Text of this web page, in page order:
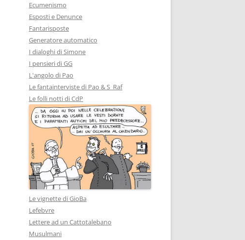
Ecumenismo
Esposti e Denunce
Fantarisposte
Generatore automatico
I dialoghi di Simone
I pensieri di GG
L'angolo di Pao
Le fantainterviste di Pao & S_Raf
Le folli notti di CdP
Le vignette di GioBa
Lefebvre
Lettere ad un Cattotalebano
Musulmani